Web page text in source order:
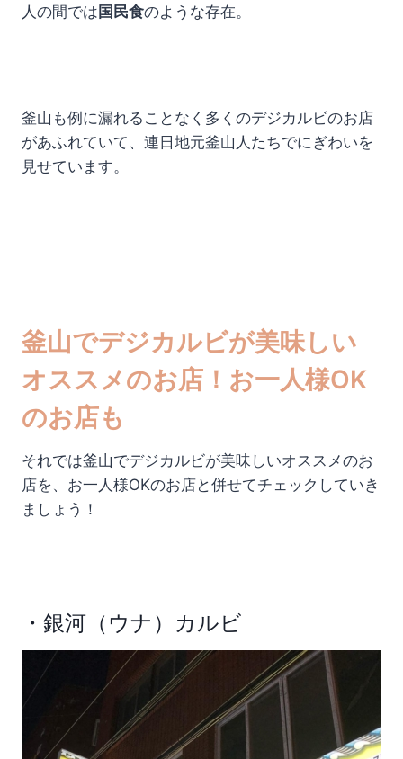
人の間では 国民食のような存在。
釜山も例に漏れることなく多くのデジカルビのお店
があふれていて、連日地元釜山人たちでにぎわいを
見せています。
釜山でデジカルビが美味しい
オススメのお店！お一人様OK
のお店も
それでは釜山でデジカルビが美味しいオススメのお
店を、お一人様OKのお店と併せてチェックしていき
ましょう！
・銀河（ウナ）カルビ